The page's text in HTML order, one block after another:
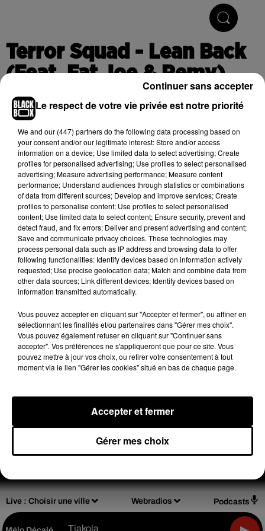
Live : Choisir une ville Webradios Podcasts
Tiakola
Terror Squad - Lean Back
(Feat. Fat Joe & Remy)
Publié : 24 juillet 2018 à 10h07
Cet élément est masqué compte-tenu du refus du
dépôt de cookies que vous avez exprimé. Si vous
souhaitez l'afficher, merci de nous donner votre accord
en cliquant sur le bouton ci-dessous.
Afficher l'élément
(C) 2004 Universal Records, a Division of UMG Recordings,
Inc.
DesignOlivier Varma
Mentions légales
Notice d'information RGPD Plan du site
Le respect de votre vie privée est notre priorité
We and our (447) partnersdo the following data processing based on
your consent and/or our legitimate interest: Store and/or access
information on a device; Use limited data to select advertising; Create
profiles for personalised advertising; Use profiles to select personalised
advertising; Measure advertising performance; Measure content
performance; Understand audiences through statistics or combinations
of data from different sources; Develop and improve services; Create
profiles to personalise content; Use profiles to select personalised
content; Use limited data to select content; Ensure security, prevent and
detect fraud, and fix errors; Deliver and present advertising and content;
Save and communicate privacy choices. These technologies may
process personal data such as IP address and browsing data to offer
following functionalities: Identify devices based on information actively
requested; Use precise geolocation data; Match and combine data from
other data sources; Link different devices; Identify devices based on
information transmitted automatically.
Vous pouvez accepter en cliquant sur "Accepter et fermer", ou affiner en
sélectionnant les finalités et/ou partenaires dans "Gérer mes choix".
Vous pouvez également refuser en cliquant sur "Continuer sans
accepter". Vos préférences ne s'appliqueront que pour ce site. Vous
pouvez mettre à jour vos choix, ou retirer votre consentement à tout
moment via le lien "Gérer les cookies" situé en bas de chaque page.
Gérer mes choix
Accepter et fermer
Continuer sans accepter